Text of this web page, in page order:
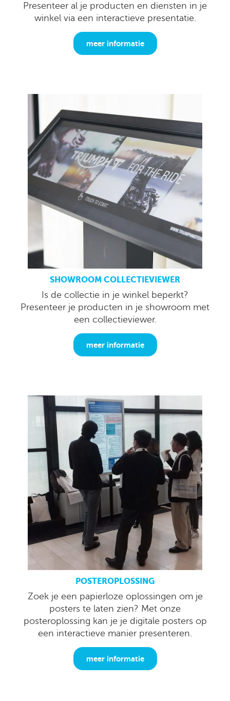
Presenteer al je producten en diensten in je
winkel via een interactieve presentatie.
meer informatie
SHOWROOM COLLECTIEVIEWER
Is de collectie in je winkel beperkt?
Presenteer je producten in je showroom met
een collectieviewer.
meer informatie
POSTEROPLOSSING
Zoek je een papierloze oplossingen om je
posters te laten zien? Met onze
posteroplossing kan je je digitale posters op
een interactieve manier presenteren.
meer informatie